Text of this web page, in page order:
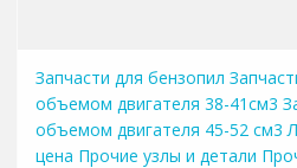
Запчасти для бензопил
объемом двигателя 38-41см3
объемом двигателя 45-52 см3
цена Прочие узлы и детали